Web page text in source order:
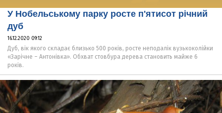
У Нобельському парку росте п'ятисот річний
дуб
16.12.2020 09:12
Дуб, вік якого складає близько 500 років, росте неподалік вузькоколійки
«Зарічне – Антонівка». Обхват стовбура дерева становить майже 6
років.